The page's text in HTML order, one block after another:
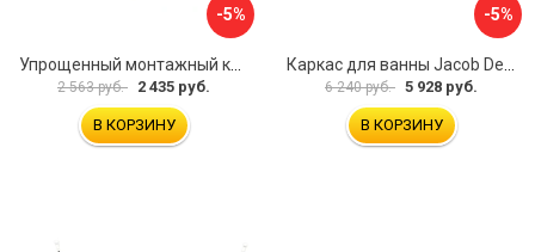
-5%
2 563 руб. 2 435 руб.
В КОРЗИНУ
-5%
6 240 руб. 5 928 руб.
В КОРЗИНУ